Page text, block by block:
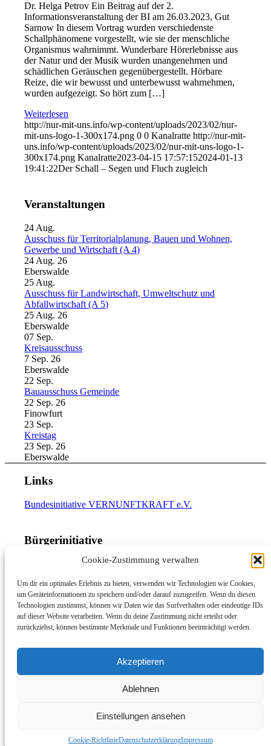
Cookie-Zustimmung verwalten
Um dir ein optimales Erlebnis zu bieten, verwenden wir Technologien wie Cookies,
um Geräteinformationen zu speichern und/oder darauf zuzugreifen. Wenn du diesen
Technologien zustimmst, können wir Daten wie das Surfverhalten oder eindeutige IDs
auf dieser Website verarbeiten. Wenn du deine Zustimmung nicht erteilst oder
zurückziehst, können bestimmte Merkmale und Funktionen beeinträchtigt werden.
Akzeptieren
Ablehnen
Einstellungen ansehen
Cookie-RichtlinieDatenschutzerklärungImpressum
Dr. Helga Petrov Ein Beitrag auf der 2.
Informationsveranstaltung der BI am 26.03.2023, Gut
Sarnow In diesem Vortrag wurden verschiedenste
Schallphänomene vorgestellt, wie sie der menschliche
Organismus wahrnimmt. Wunderbare Hörerlebnisse aus
der Natur und der Musik wurden unangenehmen und
schädlichen Geräuschen gegenübergestellt. Hörbare
Reize, die wir bewusst und unterbewusst wahrnehmen,
wurden aufgezeigt. So hört zum […]
Weiterlesen
http://nur-mit-uns.info/wp-content/uploads/2023/02/nur-
mit-uns-logo-1-300x174.png 0 0 Kanalratte http://nur-mit-
uns.info/wp-content/uploads/2023/02/nur-mit-uns-logo-1-
300x174.png Kanalratte2023-04-15 17:57:152024-01-13
19:41:22Der Schall – Segen und Fluch zugleich
Veranstaltungen
24 Aug.
Ausschuss für Territorialplanung, Bauen und Wohnen,
Gewerbe und Wirtschaft (A 4)
24 Aug. 26
Eberswalde
25 Aug.
Ausschuss für Landwirtschaft, Umweltschutz und
Abfallwirtschaft (A 5)
25 Aug. 26
Eberswalde
07 Sep.
Kreisausschuss
7 Sep. 26
Eberswalde
22 Sep.
Bauausschuss Gemeinde
22 Sep. 26
Finowfurt
23 Sep.
Kreistag
23 Sep. 26
Eberswalde
Links
Bundesinitiative VERNUNFTKRAFT e.V.
Bürgerinitiative
Erneuerbare Energien: Nur mit uns.
Haftungsausschluss
Cookie-Richtlinie (EU)
Nach oben scrollen